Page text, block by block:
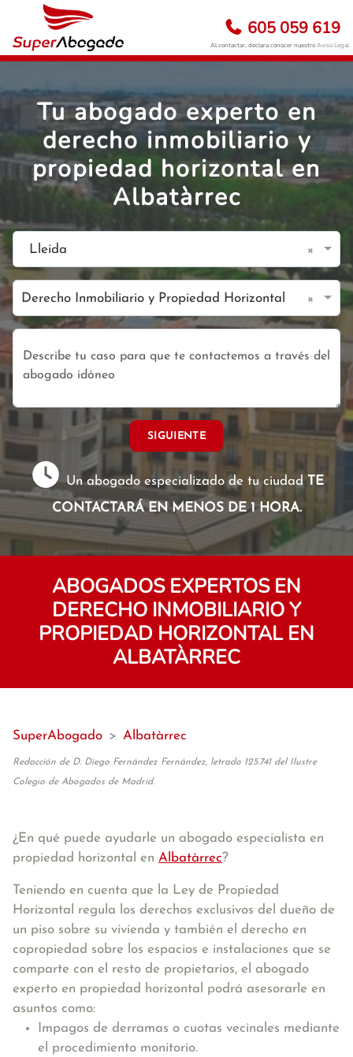
605 059 619
Al contactar, declara conocer nuestroAviso Legal
Tu abogado experto en
derecho inmobiliario y
propiedad horizontal en
Albatàrrec
Lleida ×
Derecho Inmobiliario y Propiedad Horizontal ×
SIGUIENTE
Un abogado especializado de tu ciudadTE
CONTACTARÁ EN MENOS DE 1 HORA.
ABOGADOS EXPERTOS EN
DERECHO INMOBILIARIO Y
PROPIEDAD HORIZONTAL EN
ALBATÀRREC
SuperAbogado > Albatàrrec
Redacción de D. Diego Fernández Fernández, letrado 125.741 del Ilustre
Colegio de Abogados de Madrid.
¿En qué puede ayudarle un abogado especialista en
propiedad horizontal en Albatàrrec?
Teniendo en cuenta que la Ley de Propiedad
Horizontal regula los derechos exclusivos del dueño de
un piso sobre su vivienda y también el derecho en
copropiedad sobre los espacios e instalaciones que se
comparte con el resto de propietarios, el abogado
experto en propiedad horizontal podrá asesorarle en
asuntos como:
Impagos de derramas o cuotas vecinales mediante
el procedimiento monitorio.